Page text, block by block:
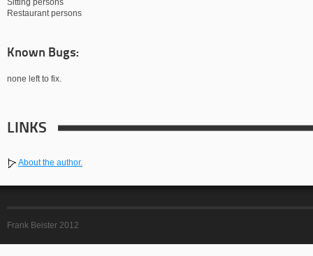
Sitting persons
Restaurant persons
Known Bugs:
none left to fix.
LINKS
About the author.
Frank Beister 2012